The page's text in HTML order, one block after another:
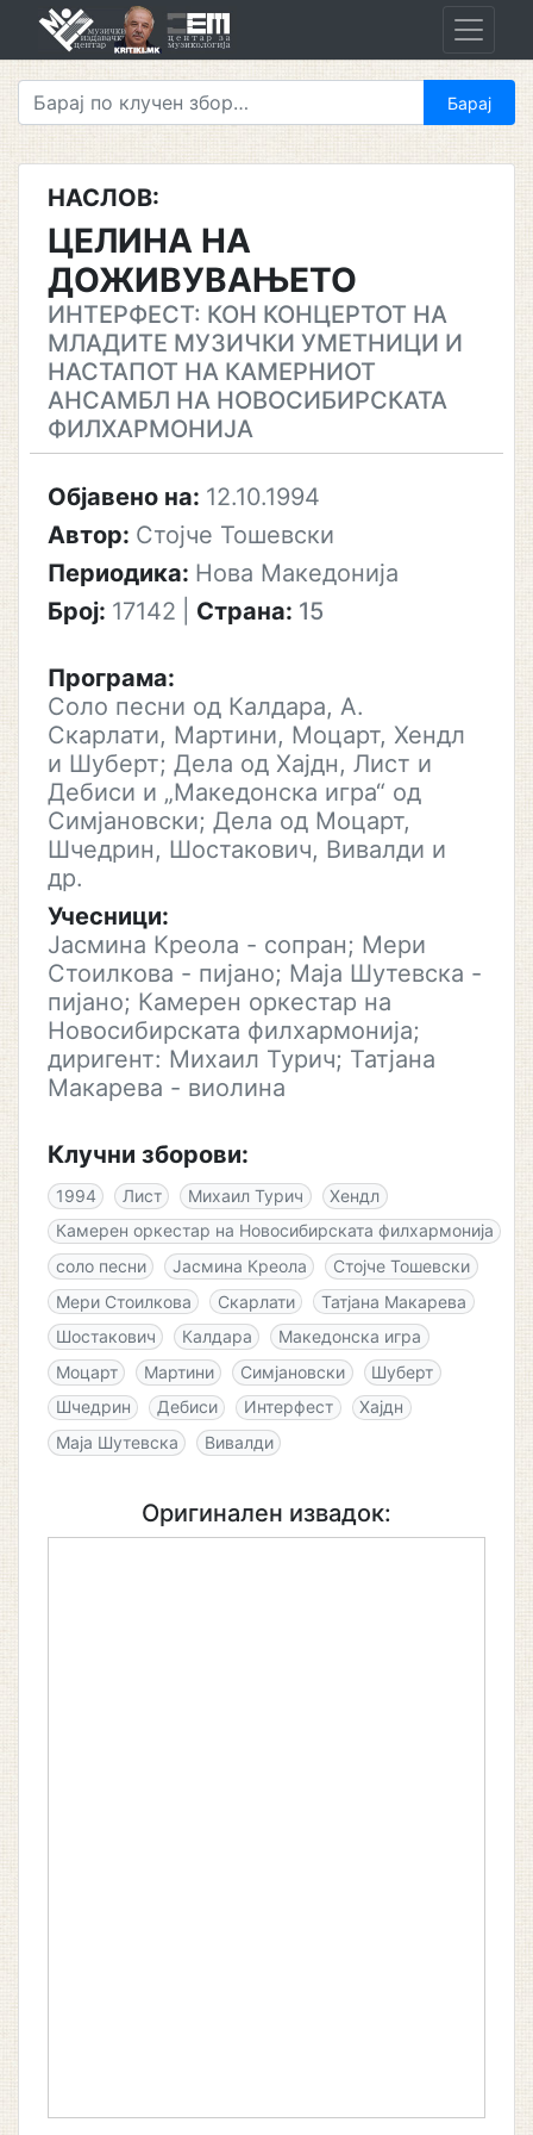
НАСЛОВ:
ЦЕЛИНА НА
ДОЖИВУВАЊЕТО
ИНТЕРФЕСТ: КОН КОНЦЕРТОТ НА
МЛАДИТЕ МУЗИЧКИ УМЕТНИЦИ И
НАСТАПОТ НА КАМЕРНИОТ
АНСАМБЛ НА НОВОСИБИРСКАТА
ФИЛХАРМОНИЈА
Објавено на: 12.10.1994
Автор: Стојче Тошевски
Периодика: Нова Македонија
Број: 17142 Страна: 15
Програма:
Соло песни од Калдара, А.
Скарлати, Мартини, Моцарт, Хендл
и Шуберт; Дела од Хајдн, Лист и
Дебиси и „Македонска игра“ од
Симјановски; Дела од Моцарт,
Шчедрин, Шостакович, Вивалди и
др.
Учесници:
Јасмина Креола - сопран; Мери
Стоилкова - пијано; Маја Шутевска -
пијано; Камерен оркестар на
Новосибирската филхармонија;
диригент: Михаил Турич; Татјана
Макарева - виолина
Клучни зборови:
1994 Лист Михаил Турич
Хендл
Камерен оркестар на Новосибирската филхармонија
соло песни
Јасмина Креола
Стојче Тошевски
Мери Стоилкова
Скарлати
Татјана Макарева
Шостакович
Калдара
Македонска игра
Моцарт
Мартини Симјановски
Шуберт
Шчедрин
Дебиси Интерфест
Хајдн
Маја Шутевска
Вивалди
Оригинален извадок: